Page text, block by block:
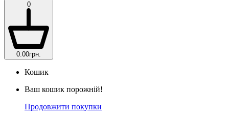
0
0.00грн.
Кошик
Ваш кошик порожній!
Продовжити покупки